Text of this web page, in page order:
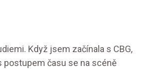
Když jsem začínala s CBG,
postupem času se na scéně